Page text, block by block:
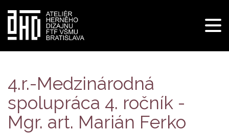
Skočiť
obsah
4.r.-Medzinárodná
spolupráca 4. ročník -
Mgr. art. Marián Ferko